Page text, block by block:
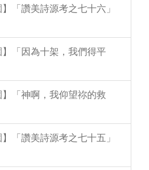
「讚美詩源考之七十六」
「因為十架，我們得平
「神啊，我仰望祢的救
「讚美詩源考之七十五」